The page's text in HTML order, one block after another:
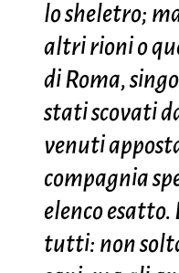
lo sheletro;
altri rioni o
di Roma,
stati scovati
venuti
compagnia
elenco
tutti: non